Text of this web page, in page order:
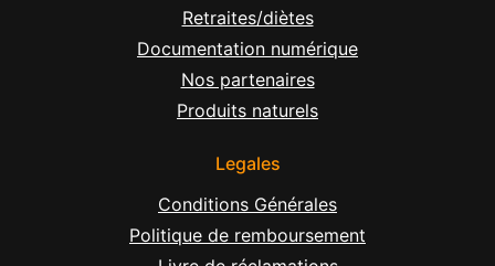
Retraites/diètes
Documentation numérique
Nos partenaires
Produits naturels
Legales
Conditions Générales
Politique de remboursement